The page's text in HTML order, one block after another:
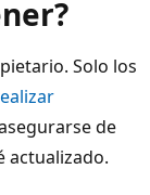
Solo los
de
actualizado.